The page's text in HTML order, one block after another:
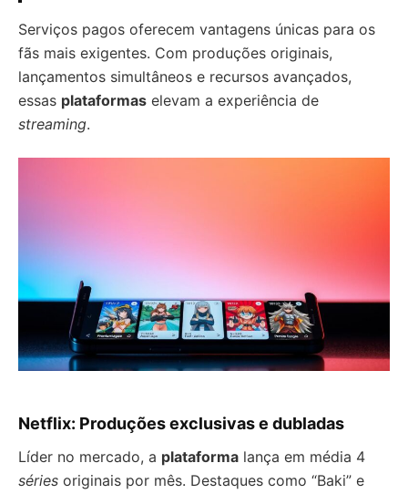
Serviços pagos oferecem vantagens únicas para os
fãs mais exigentes. Com produções originais,
lançamentos simultâneos e recursos avançados,
essas plataformas elevam a experiência de
streaming.
Netflix: Produções exclusivas e dubladas
Líder no mercado, a plataforma lança em média 4
séries originais por mês. Destaques como “Baki” e